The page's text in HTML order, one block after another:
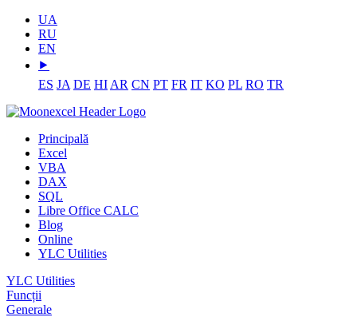
UA
RU
EN
⯈
ES JA DE HI AR CN PT FR IT KO PL RO TR
Principală
Excel
VBA
DAX
SQL
Libre Office CALC
Blog
Online
YLC Utilities
YLC Utilities
Funcții
Generale